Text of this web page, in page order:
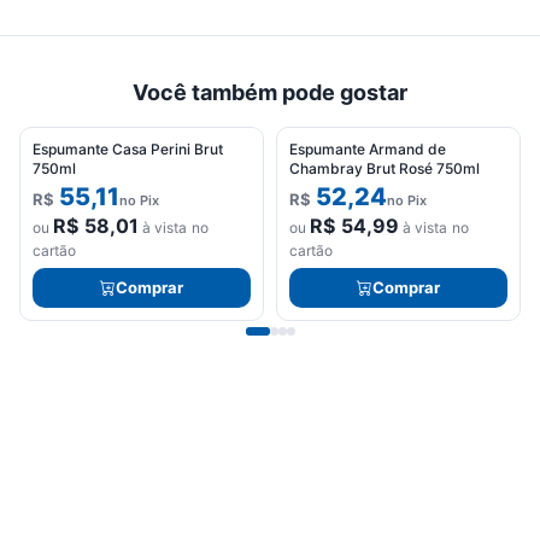
carrinho
Adicione
produtos
começar.
Você também pode gostar
Espumante Casa Perini Brut
750ml
R$ 55,11no Pix
ou R$ 58,01 à vista no
cartão
Comprar
Espumante Armand de
Chambray Brut Rosé 750ml
R$ 52,24no Pix
ou R$ 54,99 à vista no
cartão
Comprar